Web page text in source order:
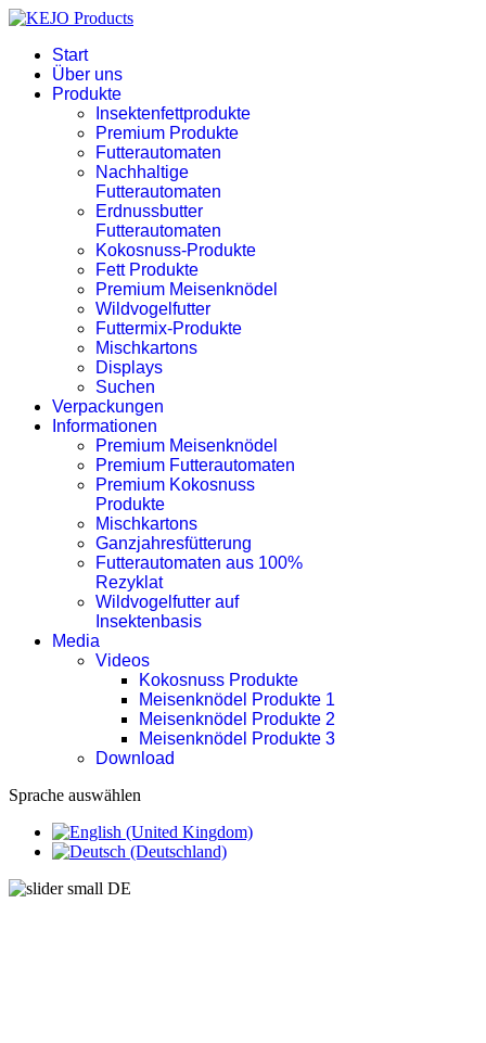
Start
Über uns
Produkte
Insektenfettprodukte
Premium Produkte
Futterautomaten
Nachhaltige
Futterautomaten
Erdnussbutter
Futterautomaten
Kokosnuss-Produkte
Fett Produkte
Premium Meisenknödel
Wildvogelfutter
Futtermix-Produkte
Mischkartons
Displays
Suchen
Verpackungen
Informationen
Premium Meisenknödel
Premium Futterautomaten
Premium Kokosnuss
Produkte
Mischkartons
Ganzjahresfütterung
Futterautomaten aus 100%
Rezyklat
Wildvogelfutter auf
Insektenbasis
Media
Videos
Kokosnuss Produkte
Meisenknödel Produkte 1
Meisenknödel Produkte 2
Meisenknödel Produkte 3
Download
Sprache auswählen